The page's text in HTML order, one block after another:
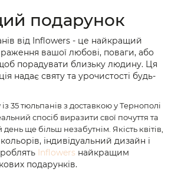
подарунок
від Inflowers - це найкращий
вашої любові, поваги, або
порадувати близьку людину. Ця
надає святу та урочистості будь-
35 тюльпанів з доставкою у Тернополі
спосіб виразити свої почуття та
ще більш незабутнім. Якість квітів,
індивідуальний дизайн і
Inflowers найкращим
подарунків.